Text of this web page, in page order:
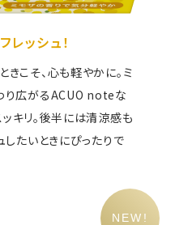
ッシュ！
こそ、心も軽やかに。 ミ
り広がるACUO noteな
キリ。後半には清涼感も
したいときにぴったりで